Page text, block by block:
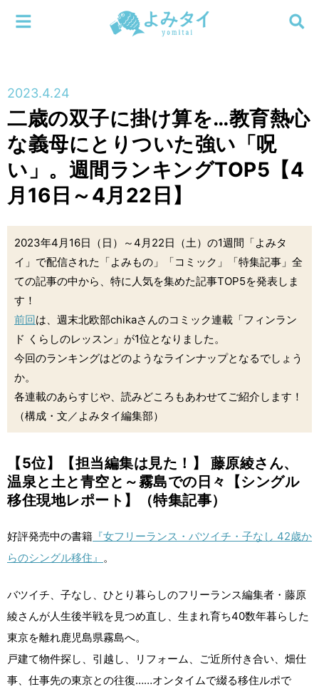
連載
新刊
特集
編集部
検索する
メニューを閉じる
2023.4.24
二歳の双子に掛け算を…教育熱心
な義母にとり​​ついた強い「呪
い」。週間ランキングTOP5【4
月16日～4月22日】
2023年4月16日（日）～4月22日（土）の1週間「よみタ
イ」で配信された「よみもの」「コミック」「特集記事」全
ての記事の中から、特に人気を集めた記事TOP5を発表しま
す！
前回は、週末北欧部chikaさんのコミック連載「フィンラン
ド くらしのレッスン」が1位となりました。
今回のランキングはどのようなラインナップとなるでしょう
か。
各連載のあらすじや、読みどころもあわせてご紹介します！
（構成・文／よみタイ編集部）
【5位】【担当編集は見た！】 藤原綾さん、
温泉と土と青空と～霧島での日々【シングル
移住現地レポート】（特集記事）
好評発売中の書籍 『女フリーランス・バツイチ・子なし 42歳か
らのシングル移住』 。
バツイチ、子なし、ひとり暮らしのフリーランス編集者・藤原
綾さんが人生後半戦を見つめ直し、生まれ育ち40数年暮らした
東京を離れ鹿児島県霧島へ。
戸建て物件探し、引越し、リフォーム、ご近所付き合い、畑仕
事、仕事先の東京との往復……オンタイムで綴る移住ルポで